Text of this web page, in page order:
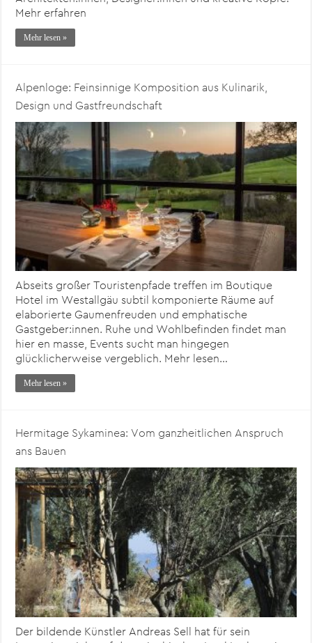
Mehr erfahren
Mehr lesen »
Alpenloge: Feinsinnige Komposition aus Kulinarik,
Design und Gastfreundschaft
Abseits großer Touristenpfade treffen im Boutique
Hotel im Westallgäu subtil komponierte Räume auf
elaborierte Gaumenfreuden und emphatische
Gastgeber:innen. Ruhe und Wohlbefinden findet man
hier en masse, Events sucht man hingegen
glücklicherweise vergeblich. Mehr lesen…
Mehr lesen »
Hermitage Sykaminea: Vom ganzheitlichen Anspruch
ans Bauen
Der bildende Künstler Andreas Sell hat für sein